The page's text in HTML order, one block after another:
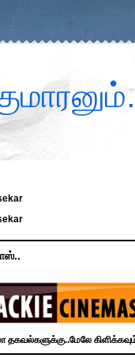
தகவல்களுக்கு..மேலே